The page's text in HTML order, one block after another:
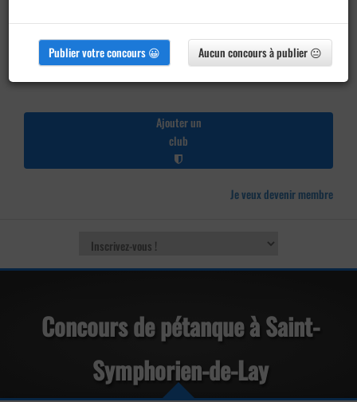
Ajouter un
club
Je veux devenir membre
Concours de pétanque à Saint-
Symphorien-de-Lay
Publier votre concours 😀 Aucun concours à publier 😐